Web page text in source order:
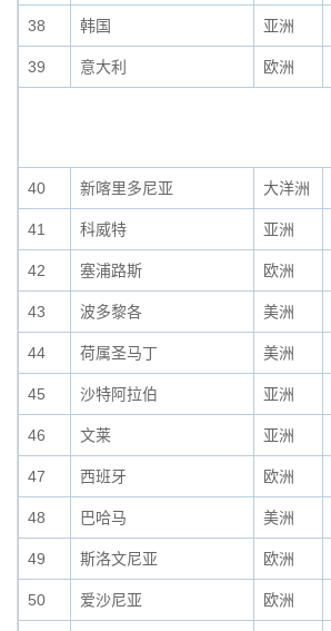
38 韩国 亚洲
39 意大利 欧洲
40 新喀里多尼亚 大洋洲
41 科威特 亚洲
42 塞浦路斯 欧洲
43 波多黎各 美洲
44 荷属圣马丁 美洲
45 沙特阿拉伯 亚洲
46 文莱 亚洲
47 西班牙 欧洲
48 巴哈马 美洲
49 斯洛文尼亚 欧洲
50 爱沙尼亚 欧洲